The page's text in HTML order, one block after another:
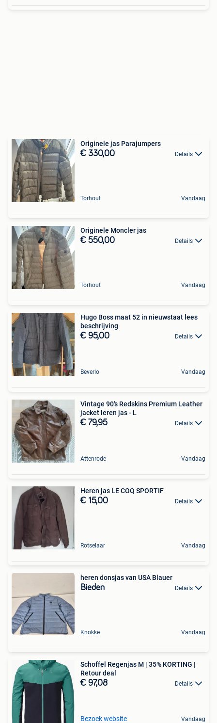
Originele jas Parajumpers
€ 330,00 Details
Torhout Vandaag
Originele Moncler jas
€ 550,00 Details
Torhout Vandaag
Hugo Boss maat 52 in nieuwstaat lees
beschrijving
€ 95,00 Details
Beverlo Vandaag
Vintage 90's Redskins Premium Leather
jacket leren jas - L
€ 79,95 Details
Attenrode Vandaag
Heren jas LE COQ SPORTIF
€ 15,00 Details
Rotselaar Vandaag
heren donsjas van USA Blauer
Bieden Details
Knokke Vandaag
Schoffel Regenjas M | 35% KORTING |
Retour deal
€ 97,08 Details
Bezoek website Vandaag